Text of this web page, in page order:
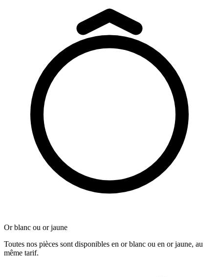
Or blanc ou or jaune
Toutes nos pièces sont disponibles en or blanc ou en or jaune, au
même tarif.